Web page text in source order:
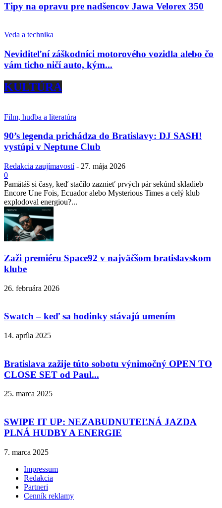
Tipy na opravu pre nadšencov Jawa Velorex 350
Veda a technika
Neviditeľní záškodníci motorového vozidla alebo čo
vám ticho ničí auto, kým...
KULTÚRA
Film, hudba a literatúra
90’s legenda prichádza do Bratislavy: DJ SASH!
vystúpi v Neptune Club
Redakcia zaujímavostí - 27. mája 2026
0
Pamätáš si časy, keď stačilo zaznieť prvých pár sekúnd skladieb
Encore Une Fois, Ecuador alebo Mysterious Times a celý klub
explodoval energiou?...
Zaži premiéru Space92 v najväčšom bratislavskom
klube
26. februára 2026
Swatch – keď sa hodinky stávajú umením
14. apríla 2025
Bratislava zažije túto sobotu výnimočný OPEN TO
CLOSE SET od Paul...
25. marca 2025
SWIPE IT UP: NEZABUDNUTEĽNÁ JAZDA
PLNÁ HUDBY A ENERGIE
7. marca 2025
Impressum
Redakcia
Partneri
Cenník reklamy